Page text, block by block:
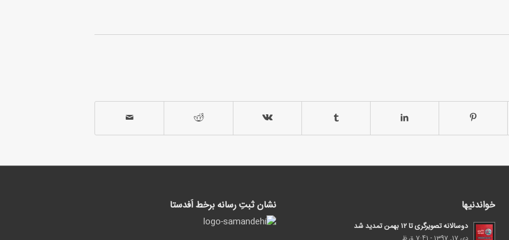
خواندنیها
دوسالانه تصویرگری تا ۱۲ بهمن تمدید شد
نشان ثبتِ رسانه برخط اَفدستا